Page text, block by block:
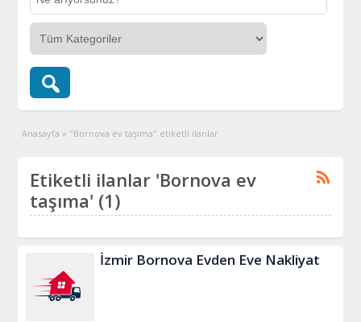
Anasayfa » "Bornova ev taşıma" etiketli ilanlar
Etiketli ilanlar 'Bornova ev
taşıma' (1)
İzmir Bornova Evden Eve Nakliyat